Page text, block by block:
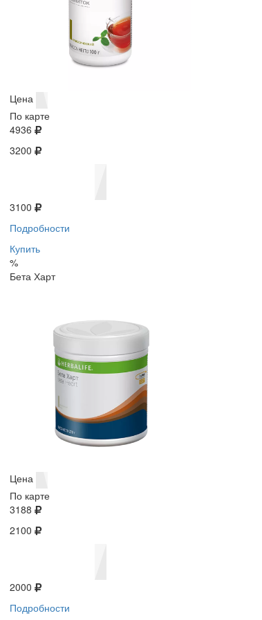
Цена
По карте
4936
3200
3100
Подробности
Купить
%
Бета Харт
Цена
По карте
3188
2100
2000
Подробности